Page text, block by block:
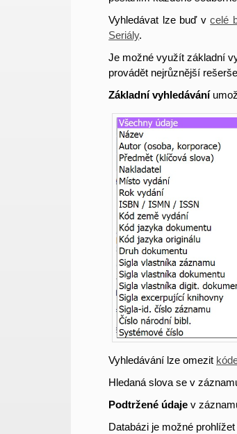
Vyhledávat lze buď vcelé
Seriály.
Je možné využít základní
provádět nejrůznější
Základní vyhledávání
Vyhledávání lze omezit
Hledaná slova se v
Podtržené údaje v
Databázi je možné prohlížet